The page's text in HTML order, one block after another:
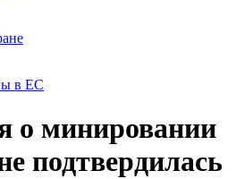
в ЕС
о минировании
подтвердилась